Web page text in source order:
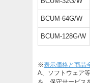
BCUM-64G/W
BCUM-128G/W
※表示価格と商品
A、ソフトウェア